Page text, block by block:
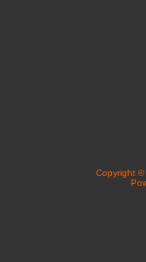
Copyright